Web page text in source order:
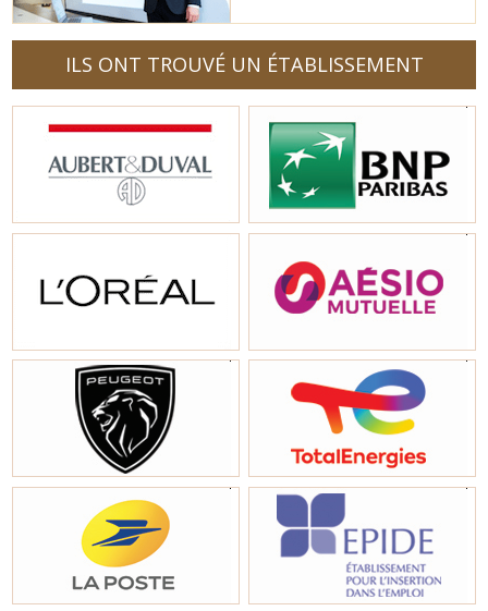
ILS ONT TROUVÉ UN ÉTABLISSEMENT